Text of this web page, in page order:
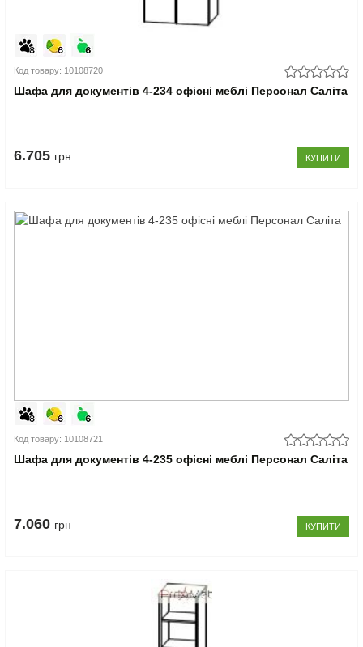
Код товару: 10108720
Шафа для документів 4-234 офісні меблі Персонал Саліта
6.705 грн КУПИТИ
Код товару: 10108721
Шафа для документів 4-235 офісні меблі Персонал Саліта
7.060 грн КУПИТИ